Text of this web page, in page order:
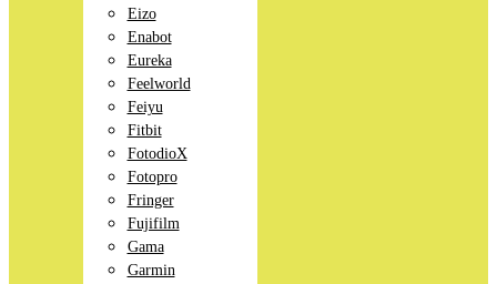
Eizo
Enabot
Eureka
Feelworld
Feiyu
Fitbit
FotodioX
Fotopro
Fringer
Fujifilm
Gama
Garmin